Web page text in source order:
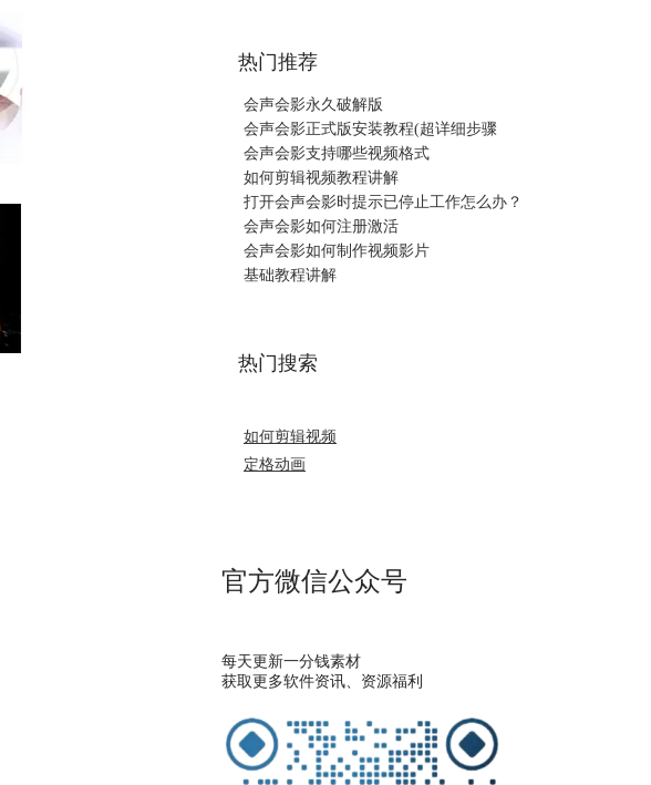
热门推荐
会声会影永久破解版
会声会影正式版安装教程(超详细步骤
会声会影支持哪些视频格式
如何剪辑视频教程讲解
打开会声会影时提示已停止工作怎么办？
会声会影如何注册激活
会声会影如何制作视频影片
基础教程讲解
热门搜索
如何剪辑视频
定格动画
官方微信公众号
每天更新一分钱素材
获取更多软件资讯、资源福利